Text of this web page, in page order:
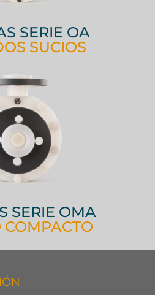
SERIE OA
SUCIOS
SERIE OMA
COMPACTO